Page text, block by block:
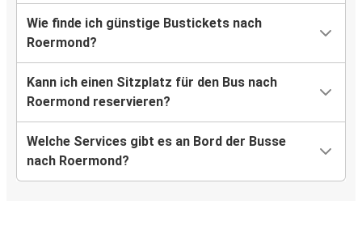
Hamburg
Roermond
Roermond
Bremen
Roermond
Berlin
Wie finde ich günstige Bustickets nach
Roermond?
Kann ich einen Sitzplatz für den Bus nach
Roermond reservieren?
Welche Services gibt es an Bord der Busse
nach Roermond?